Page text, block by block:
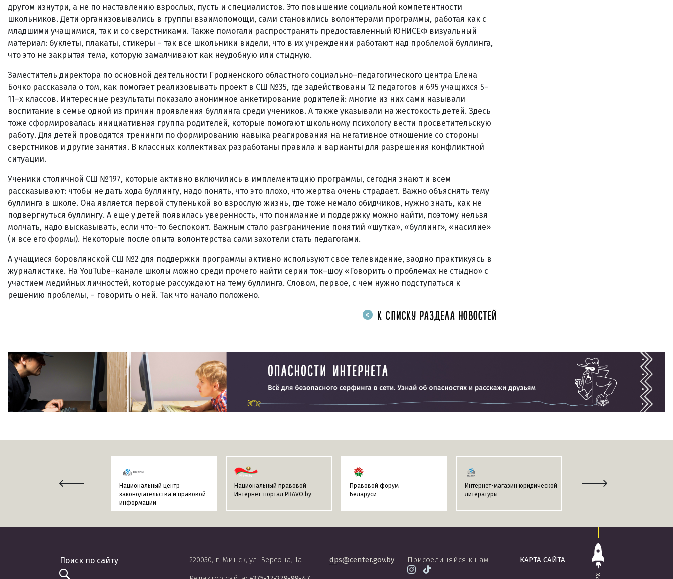
другом изнутри, а не по наставлению взрослых, пусть и специалистов. Это повышение социальной компетентности
школьников. Дети организовывались в группы взаимопомощи, сами становились волонтерами программы, работая как с
младшими учащимися, так и со сверстниками. Также помогали распространять предоставленный ЮНИСЕФ визуальный
материал: буклеты, плакаты, стикеры – так все школьники видели, что в их учреждении работают над проблемой буллинга,
что это не закрытая тема, которую замалчивают как неудобную или стыдную.
Заместитель директора по основной деятельности Гродненского областного социально–педагогического центра Елена
Бочко рассказала о том, как помогает реализовывать проект в СШ №35, где задействованы 12 педагогов и 695 учащихся 5–
11–х классов. Интересные результаты показало анонимное анкетирование родителей: многие из них сами называли
воспитание в семье одной из причин проявления буллинга среди учеников. А также указывали на жестокость детей. Здесь
тоже сформировалась инициативная группа родителей, которые помогают школьному психологу вести просветительскую
работу. Для детей проводятся тренинги по формированию навыка реагирования на негативное отношение со стороны
сверстников и другие занятия. В классных коллективах разработаны правила и варианты для разрешения конфликтной
ситуации.
Ученики столичной СШ №197, которые активно включились в имплементацию программы, сегодня знают и всем
рассказывают: чтобы не дать хода буллингу, надо понять, что это плохо, что жертва очень страдает. Важно объяснять тему
буллинга в школе. Она является первой ступенькой во взрослую жизнь, где тоже немало обидчиков, нужно знать, как не
подвергнуться буллингу. А еще у детей появилась уверенность, что понимание и поддержку можно найти, поэтому нельзя
молчать, надо высказывать, если что–то беспокоит. Важным стало разграничение понятий «шутка», «буллинг», «насилие»
(и все его формы). Некоторые после опыта волонтерства сами захотели стать педагогами.
А учащиеся боровлянской СШ №2 для поддержки программы активно используют свое телевидение, заодно практикуясь в
журналистике. На YouTube–канале школы можно среди прочего найти серии ток–шоу «Говорить о проблемах не стыдно» с
участием медийных личностей, которые рассуждают на тему буллинга. Словом, первое, с чем нужно подступаться к
решению проблемы, – говорить о ней. Так что начало положено.
К СПИСКУ РАЗДЕЛА НОВОСТЕЙ
Национальный центр
законодательства и правовой
информации
Национальный правовой
Интернет-портал PRAVO.by
Правовой форум
Беларуси
Интернет-магазин юридической
литературы
Информационно-поисковая
КАРТА САЙТА
220030, г. Минск, ул. Берсона, 1а. dps@center.gov.by Присоединяйся к нам